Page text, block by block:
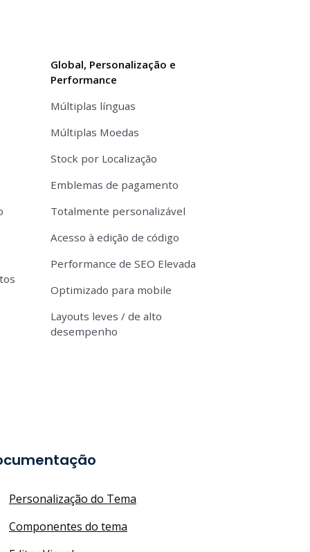
Global, Personalização e
Performance
Múltiplas línguas
Múltiplas Moedas
Stock por Localização
Emblemas de pagamento
Totalmente personalizável
Acesso à edição de código
Performance de SEO Elevada
Optimizado para mobile
Layouts leves / de alto
desempenho
Personalização do Tema
Componentes do tema